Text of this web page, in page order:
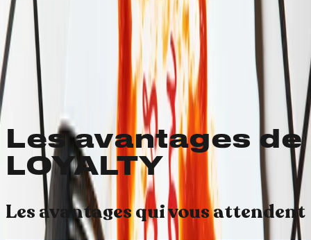
Découvrez le programme de fidélité
M-farm: qui
sème récolte
Les avantages de
LOYALTY
Les avantages qui vous attendent